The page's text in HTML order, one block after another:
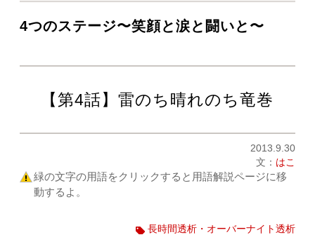
4つのステージ〜笑顔と涙と闘いと〜
【第4話】雷のち晴れのち竜巻
2013.9.30
文： はこ
緑の文字の用語をクリックすると用語解説ページに移
動するよ。
長時間透析・オーバーナイト透析